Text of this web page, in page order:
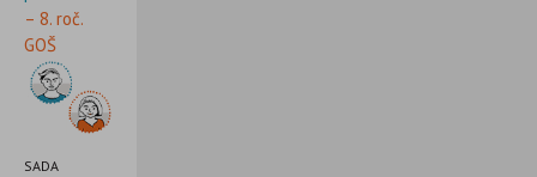
– 8. roč.
GOŠ
SADA